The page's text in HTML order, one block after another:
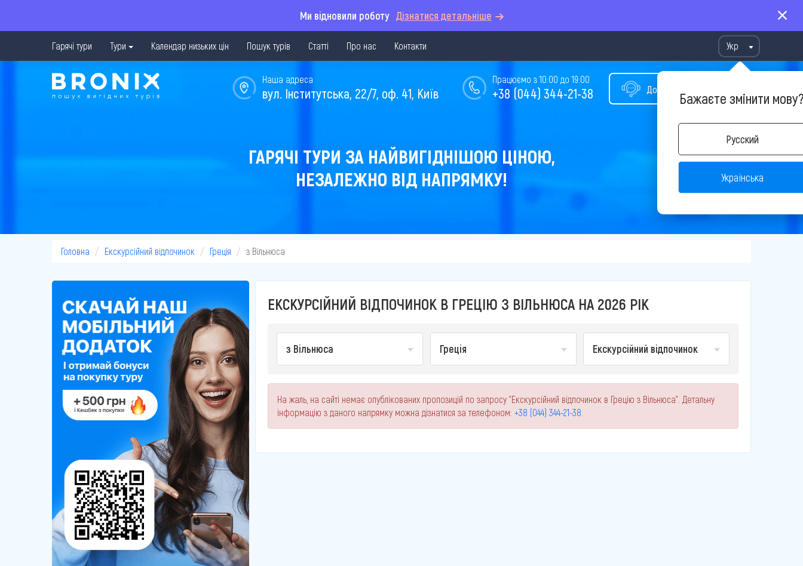
Ми відновили роботу Дізнатися детальніше
Гарячі тури Тури Календар низьких цін Пошук турів Статті Про нас Контакти Укр
Бажаєте змінити
Русский
Українська
Допомога у виборі туру
Працюємо з 10:00 до 19:00
+38 (044) 344-21-38
Наша адреса
вул. Інститутська, 22/7, оф. 41, Київ
ГАРЯЧІ ТУРИ ЗА НАЙВИГІДНІШОЮ ЦІНОЮ,
НЕЗАЛЕЖНО ВІД НАПРЯМКУ!
Головна Екскурсійний відпочинок Греція з Вільнюса
ЕКСКУРСІЙНИЙ ВІДПОЧИНОК В ГРЕЦІЮ З ВІЛЬНЮСА НА 2026 РІК
з Вільнюса Греція Екскурсійний відпочинок
На жаль, на сайті немає опублікованих пропозицій по запросу "Екскурсійний відпочинок в Грецію з Вільнюса". Детальну
інформацію з даного напрямку можна дізнатися за телефоном: +38 (044) 344-21-38